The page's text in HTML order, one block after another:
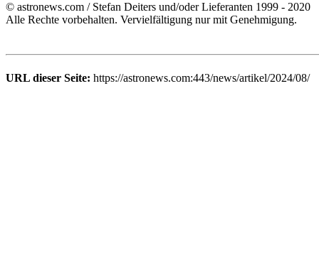
© astronews.com / Stefan Deiters und/oder Lieferanten 1999 - 2020
Alle Rechte vorbehalten. Vervielfältigung nur mit Genehmigung.
URL dieser Seite: https://astronews.com:443/news/artikel/2024/08/